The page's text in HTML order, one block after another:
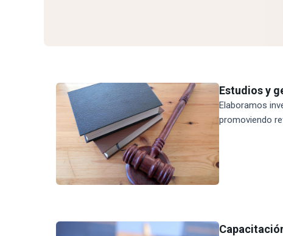
Estudios y
Elaboramos
promoviendo